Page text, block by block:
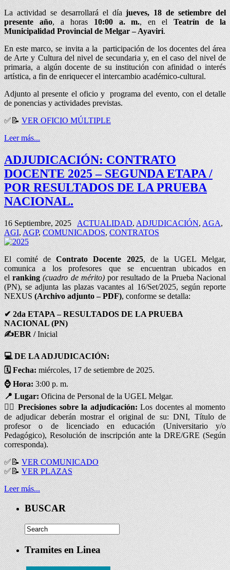
La actividad se desarrollará el díajueves, 18 de setiembre del
presente año, a horas10:00 a. m., en elTeatrín de la
Municipalidad Provincial de Melgar – Ayaviri.
En este marco, se invita a la participación de los docentes del área
de Arte y Cultura del nivel de secundaria y, en el caso del nivel de
primaria, a algún docente de su institución con afinidad o interés
artística, a fin de enriquecer el intercambio académico-cultural.
Adjunto al presente el oficio y programa del evento, con el detalle
de ponencias y actividades previstas.
✅ 📝VER OFICIO MÚLTIPLE
Leer más...
ADJUDICACIÓN: CONTRATO
DOCENTE 2025 – SEGUNDA ETAPA /
POR RESULTADOS DE LA PRUEBA
NACIONAL.
16 Septiembre, 2025 ACTUALIDAD, ADJUDICACIÓN, AGA,
AGI, AGP,COMUNICADOS,CONTRATOS
El comité deContrato Docente 2025, de la UGEL Melgar,
comunica a los profesores que se encuentran ubicados en
elranking (cuadro de mérito)por resultado de la Prueba Nacional
(PN), se adjunta las plazas vacantes al 16/Set/2025, según reporte
NEXUS(Archivo adjunto – PDF), conforme se detalla:
✔2da ETAPA – RESULTADOS DE LA PRUEBA
NACIONAL (PN)
✍EBR /Inicial
💻 DE LA ADJUDICACIÓN:
🗓️ Fecha:miércoles, 17 de setiembre de 2025.
⌚Hora:3:00 p. m.
📍 Lugar:Oficina de Personal de la UGEL Melgar.
✍🏻 Precisiones sobre la adjudicación: Los docentes al momento
de adjudicar deberán mostrar el original de su: DNI, Título de
profesor o de licenciado en educación (Universitario y/o
Pedagógico), Resolución de inscripción ante la DRE/GRE (Según
corresponda).
✅ 📝VER COMUNICADO
✅📝VER PLAZAS
Leer más...
BUSCAR
Tramites en Linea